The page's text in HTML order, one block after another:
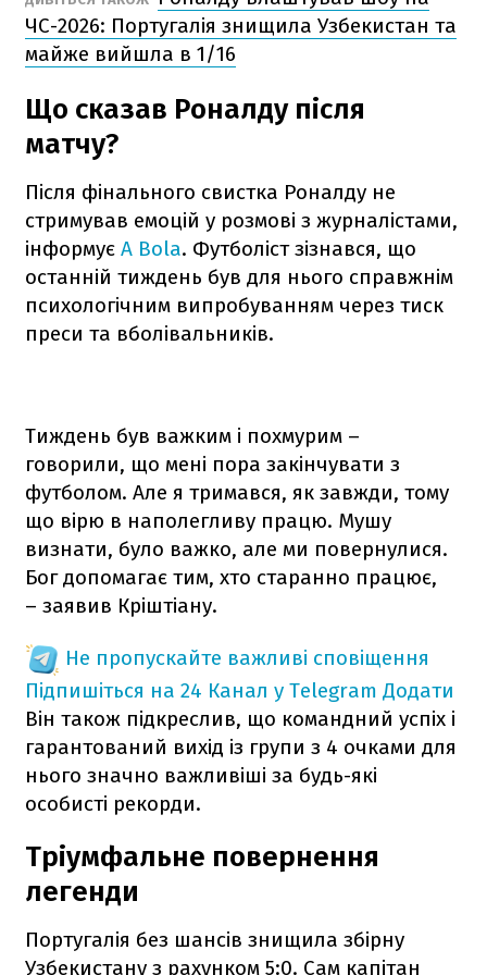
ЧС-2026: Португалія знищила Узбекистан та
майже вийшла в 1/16
Що сказав Роналду після
матчу?
Після фінального свистка Роналду не
стримував емоцій у розмові з журналістами,
інформує A Bola. Футболіст зізнався, що
останній тиждень був для нього справжнім
психологічним випробуванням через тиск
преси та вболівальників.
Тиждень був важким і похмурим –
говорили, що мені пора закінчувати з
футболом. Але я тримався, як завжди, тому
що вірю в наполегливу працю. Мушу
визнати, було важко, але ми повернулися.
Бог допомагає тим, хто старанно працює,
– заявив Кріштіану.
Не пропускайте важливі сповіщення
Підпишіться на 24 Канал у Telegram Додати
Він також підкреслив, що командний успіх і
гарантований вихід із групи з 4 очками для
нього значно важливіші за будь-які
особисті рекорди.
Тріумфальне повернення
легенди
Португалія без шансів знищила збірну
Узбекистану з рахунком 5:0. Сам капітан